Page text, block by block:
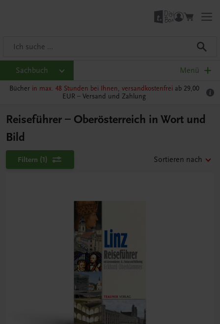
Sachbuch Menü
Bücher in max. 48 Stunden bei Ihnen, versandkostenfrei ab 29,00
EUR – Versand und Zahlung
Reiseführer – Oberösterreich in Wort und
Bild
Filtern (1) Sortieren nach